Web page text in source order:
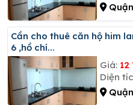
Quận
Cần cho thuê căn hộ him lam chợ lớn tại phường 11 ,quận
6 ,hồ chí...
Giá:
Diện
Quận